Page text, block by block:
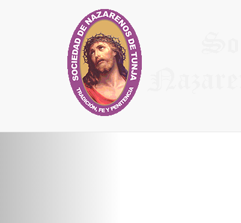
Síguenos en Facebook
Síguenos en Twitter
Previous